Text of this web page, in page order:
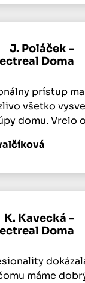
J. Poláček -
Doma
prístup
všetko
domu. Vrelo
K. Kavecká -
Doma
máme